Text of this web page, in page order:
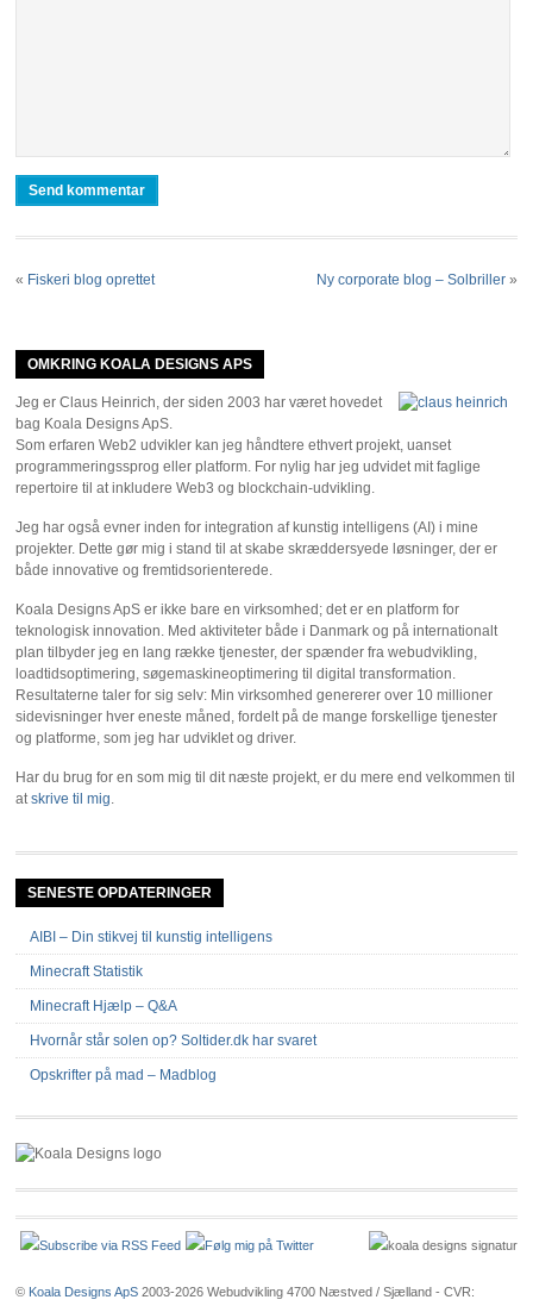
« Fiskeri blog oprettet Ny corporate blog – Solbriller»
OMKRING KOALA DESIGNS APS
Jeg er Claus Heinrich, der siden 2003 har været hovedet
bag Koala Designs ApS.
Som erfaren Web2 udvikler kan jeg håndtere ethvert projekt, uanset
programmeringssprog eller platform. For nylig har jeg udvidet mit faglige
repertoire til at inkludere Web3 og blockchain-udvikling.
Jeg har også evner inden for integration af kunstig intelligens (AI) i mine
projekter. Dette gør mig i stand til at skabe skræddersyede løsninger, der er
både innovative og fremtidsorienterede.
Koala Designs ApS er ikke bare en virksomhed; det er en platform for
teknologisk innovation. Med aktiviteter både i Danmark og på internationalt
plan tilbyder jeg en lang række tjenester, der spænder fra webudvikling,
loadtidsoptimering, søgemaskineoptimering til digital transformation.
Resultaterne taler for sig selv: Min virksomhed genererer over 10 millioner
sidevisninger hver eneste måned, fordelt på de mange forskellige tjenester
og platforme, som jeg har udviklet og driver.
Har du brug for en som mig til dit næste projekt, er du mere end velkommen til
atskrive til mig.
SENESTE OPDATERINGER
AIBI – Din stikvej til kunstig intelligens
Minecraft Statistik
Minecraft Hjælp – Q&A
Hvornår står solen op? Soltider.dk har svaret
Opskrifter på mad – Madblog
© Koala Designs ApS 2003-2026 Webudvikling 4700 Næstved / Sjælland - CVR: